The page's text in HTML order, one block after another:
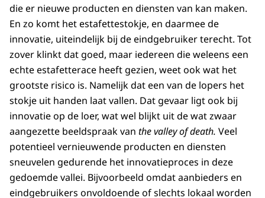
die er nieuwe producten en diensten van kan maken.
En zo komt het estafettestokje, en daarmee de
innovatie, uiteindelijk bij de eindgebruiker terecht. Tot
zover klinkt dat goed, maar iedereen die weleens een
echte estafetterace heeft gezien, weet ook wat het
grootste risico is. Namelijk dat een van de lopers het
stokje uit handen laat vallen. Dat gevaar ligt ook bij
innovatie op de loer, wat wel blijkt uit de wat zwaar
aangezette beeldspraak van the valley of death. Veel
potentieel vernieuwende producten en diensten
sneuvelen gedurende het innovatieproces in deze
gedoemde vallei. Bijvoorbeeld omdat aanbieders en
eindgebruikers onvoldoende of slechts lokaal worden